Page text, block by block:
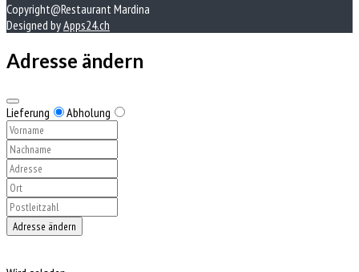
Copyright@Restaurant Mardina
Designed byApps24.ch
Adresse ändern
Lieferung Abholung
Adresse ändern